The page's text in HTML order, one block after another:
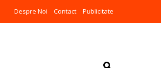
Despre Noi Contact Publicitate